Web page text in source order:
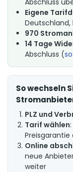
Eigene
970
14 Tage
Abschluss (
So wechseln
PLZ und
Tarif wählen
Online
neue
weiter